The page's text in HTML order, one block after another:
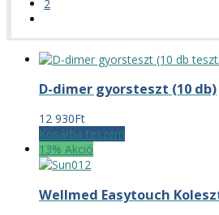
2
D-dimer gyorsteszt (10 db)
12 930Ft
Kosárba teszem
13% Akció
Wellmed Easytouch